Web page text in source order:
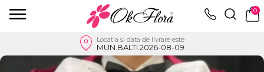
0
Locatia si data de livrare este
MUN.BALTI 2026-08-09